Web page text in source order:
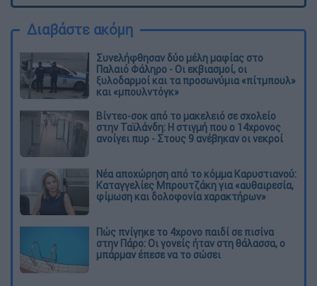
Διαβάστε ακόμη
Συνελήφθησαν δύο μέλη μαφίας στο
Παλαιό Φάληρο - Οι εκβιασμοί, οι
ξυλοδαρμοί και τα προσωνύμια «πίτμπουλ»
και «μπουλντόγκ»
Βίντεο-σοκ από το μακελειό σε σχολείο
στην Ταϊλάνδη: Η στιγμή που ο 14χρονος
ανοίγει πυρ - Στους 9 ανέβηκαν οι νεκροί
Νέα αποχώρηση από το κόμμα Καρυστιανού:
Καταγγελίες Μπρουτζάκη για «αυθαιρεσία,
φίμωση και δολοφονία χαρακτήρων»
Πώς πνίγηκε το 4χρονο παιδί σε πισίνα
στην Πάρο: Οι γονείς ήταν στη θάλασσα, ο
μπάρμαν έπεσε να το σώσει